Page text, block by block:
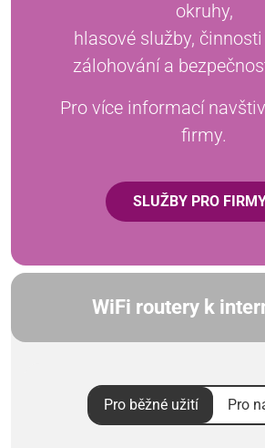
okruhy,
hlasové služby,
zálohování a
Pro více informací
firmy.
SLUŽBY PRO
WiFi routery k
Pro běžné užití Pro